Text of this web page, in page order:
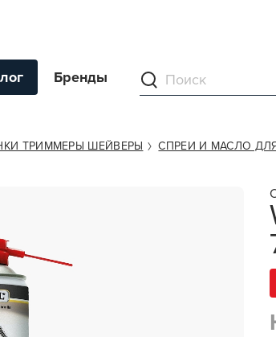
Бренды
волос и кожи
и камуфляж
ТРИММЕРЫ ШЕЙВЕРЫ СПРЕИ И МАСЛО